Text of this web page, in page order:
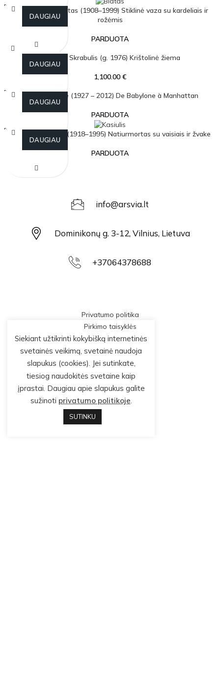
PARDU
OTANeemija Arbit Blatas (1908–1999) Stiklinė vaza su kardeliais ir
rožėmis
PARDUOTA
DAUGIAU
Simonas Skrabulis (g. 1976) Krištolinė žiema
1,100.00 €
DAUGIAU
PARDU
OTA
Theo Tobiasse (1927 – 2012) De Babylone à Manhattan
PARDUOTA
DAUGIAU
PARDU
OTAVytautas Kasiulis (1918–1995) Natiurmortas su vaisiais ir žvake
PARDUOTA
DAUGIAU
info@arsvia.lt
Dominikonų g. 3-12, Vilnius, Lietuva
+37064378688
Privatumo politika
Pirkimo taisyklės
Siekiant užtikrinti kokybišką internetinės
svetainės veikimą, svetainė naudoja
slapukus (cookies). Jei sutinkate,
tiesiog naudokitės svetaine kaip
įprastai. Daugiau apie slapukus galite
sužinoti privatumo politikoje.
SUTINKU